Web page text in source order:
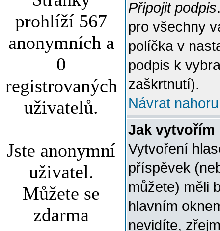
prohlíží 567
anonymních a
0
registrovaných
uživatelů.
Jste anonymní
uživatel.
Můžete se
zdarma
Připojit podpis
pro všechny
políčka v
podpis k
zaškrtnutí).
Návrat nahoru
Jak vytvořím
Vytvoření
příspěvek
můžete) měli
hlavním
nevidíte,